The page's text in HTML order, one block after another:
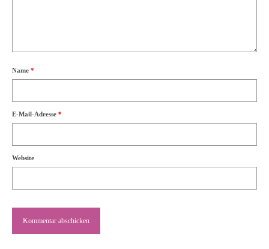
Name *
E-Mail-Adresse *
Website